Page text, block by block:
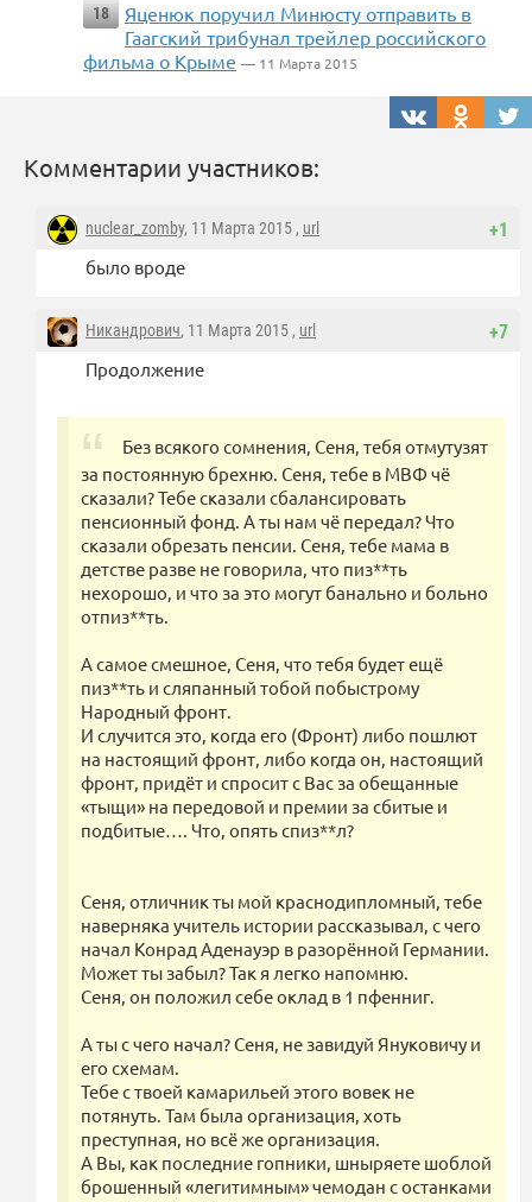
18
Яценюк поручил Минюсту отправить в
Гаагский трибунал трейлер российского
фильма о Крыме — 11 Марта 2015
Комментарии участников:
+1
nuclear_zomby, 11 Марта 2015 , url
было вроде
+7
Никандрович, 11 Марта 2015 , url
Продолжение
Без всякого сомнения, Сеня, тебя отмутузят
за постоянную брехню. Сеня, тебе в МВФ чё
сказали? Тебе сказали сбалансировать
пенсионный фонд. А ты нам чё передал? Что
сказали обрезать пенсии. Сеня, тебе мама в
детстве разве не говорила, что пиз**ть
нехорошо, и что за это могут банально и больно
отпиз**ть.
А самое смешное, Сеня, что тебя будет ещё
пиз**ть и сляпанный тобой побыстрому
Народный фронт.
И случится это, когда его (Фронт) либо пошлют
на настоящий фронт, либо когда он, настоящий
фронт, придёт и спросит с Вас за обещанные
«тыщи» на передовой и премии за сбитые и
подбитые…. Что, опять спиз**л?
Сеня, отличник ты мой краснодипломный, тебе
наверняка учитель истории рассказывал, с чего
начал Конрад Аденауэр в разорённой Германии.
Может ты забыл? Так я легко напомню.
Сеня, он положил себе оклад в 1 пфенниг.
А ты с чего начал? Сеня, не завидуй Януковичу и
его схемам.
Тебе с твоей камарильей этого вовек не
потянуть. Там была организация, хоть
преступная, но всё же организация.
А Вы, как последние гопники, шныряете шоблой
брошенный «легитимным» чемодан с останками